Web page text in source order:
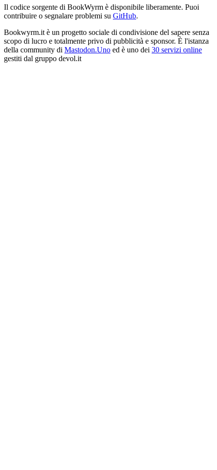
Il codice sorgente di BookWyrm è disponibile liberamente. Puoi
contribuire o segnalare problemi su GitHub.
Bookwyrm.it è un progetto sociale di condivisione del sapere senza
scopo di lucro e totalmente privo di pubblicità e sponsor. È l'istanza
della community di Mastodon.Uno ed è uno dei 30 servizi online
gestiti dal gruppo devol.it